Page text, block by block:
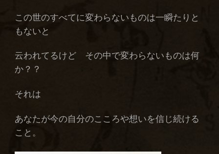
この世のすべてに変わらないものは一瞬たりと
もないと
云われてるけど その中で変わらないものは何
か？？
それは
あなたが今の自分のこころや想いを信じ続ける
こと。